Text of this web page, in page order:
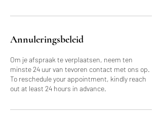
Annuleringsbeleid
Om je afspraak te verplaatsen, neem ten
minste 24 uur van tevoren contact met ons op.
To reschedule your appointment, kindly reach
out at least 24 hours in advance.